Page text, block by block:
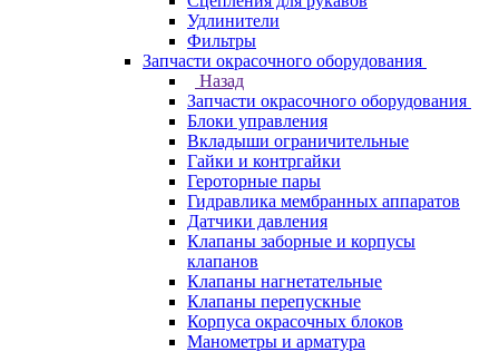
Удлинители
Фильтры
Запчасти окрасочного оборудования
Назад
Запчасти окрасочного оборудования
Блоки управления
Вкладыши ограничительные
Гайки и контргайки
Героторные пары
Гидравлика мембранных аппаратов
Датчики давления
Клапаны заборные и корпусы
клапанов
Клапаны нагнетательные
Клапаны перепускные
Корпуса окрасочных блоков
Манометры и арматура